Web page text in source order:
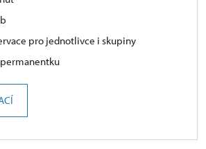
pro jednotlivce i skupiny